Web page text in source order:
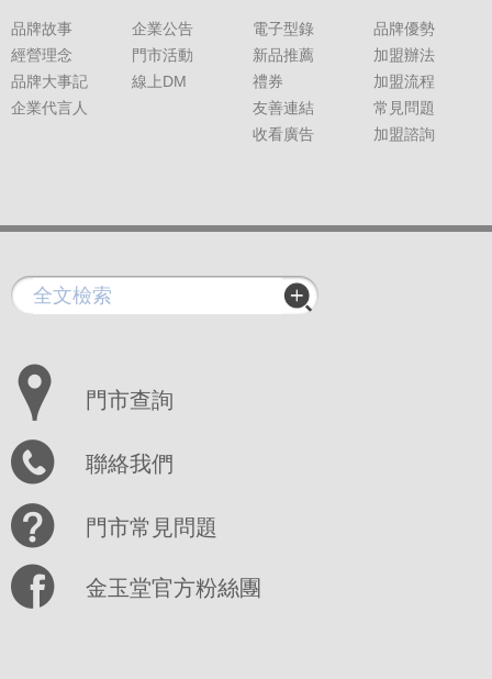
品牌故事
經營理念
品牌大事記
企業代言人
企業公告
門市活動
線上DM
電子型錄
新品推薦
禮券
友善連結
收看廣告
品牌優勢
加盟辦法
加盟流程
常見問題
加盟諮詢
門市查詢
聯絡我們
門市常見問題
金玉堂官方粉絲團